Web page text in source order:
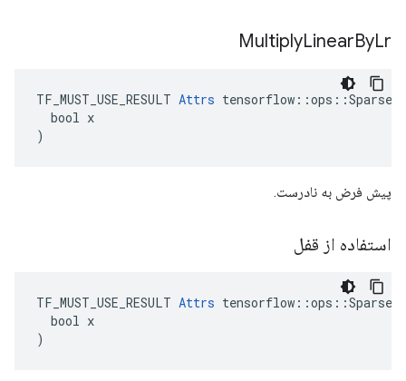
MultiplyLinearByLr
TF_MUST_USE_RESULT Attrs
  bool x
)
پیش فرض به نادرست.
استفاده از قفل
TF_MUST_USE_RESULT Attrs
  bool x
)